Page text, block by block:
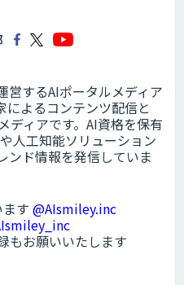
営するAIポータルメディア
によるコンテンツ配信と
ディアです。AI資格を保有
人工知能ソリューション
ンド情報を発信していま
す @AIsmiley.inc
もお願いいたします